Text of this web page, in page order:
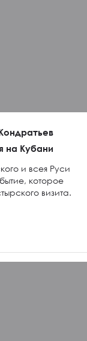
на Кубани
и всея Руси
которое
визита.